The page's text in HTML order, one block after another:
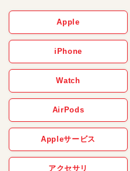
Apple
iPhone
Watch
AirPods
Appleサービス
アクセサリ